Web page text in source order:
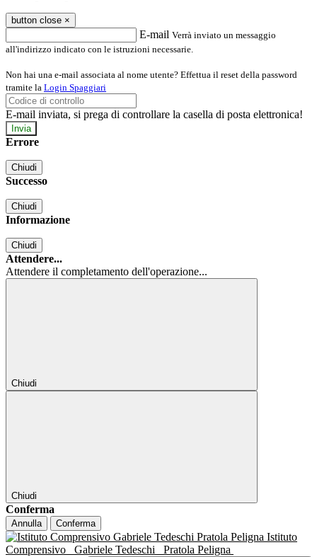
button close ×
E-mail Verrà inviato un messaggio
all'indirizzo indicato con le istruzioni necessarie.
Non hai una e-mail associata al nome utente? Effettua il reset della password
tramite la Login Spaggiari
E-mail inviata, si prega di controllare la casella di posta elettronica!
Errore
Chiudi
Successo
Chiudi
Informazione
Chiudi
Attendere...
Attendere il completamento dell'operazione...
Chiudi
Chiudi
Conferma
Annulla Conferma
Istituto
Comprensivo
Gabriele Tedeschi Pratola Peligna